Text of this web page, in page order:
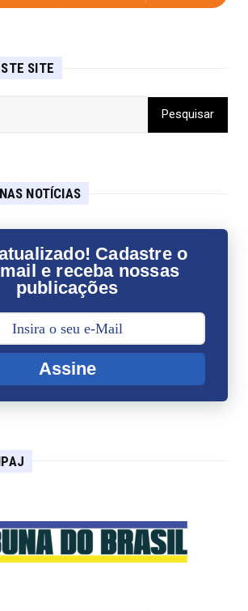
SITE
NOTÍCIAS
Cadastre o
e receba nossas
publicações
Assine